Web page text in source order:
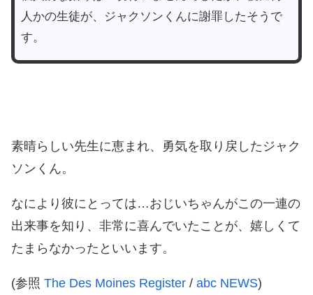
人かの生徒が、ジャクソンくんに謝罪したそうで
す。
素晴らしい先生に恵まれ、勇気を取り戻したジャク
ソンくん。
なにより彼にとっては…おじいちゃんがこの一連の
出来事を知り、非常に喜んでいたことが、嬉しくて
たまらなかったといいます。
(参照 The Des Moines Register / abc NEWS)